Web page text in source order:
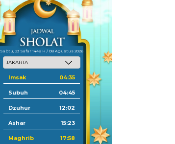
Sabtu, 23 Safar 1448 H / 08 Agustus 2026
Imsak 04:35
Subuh 04:45
Dzuhur 12:02
Ashar 15:23
Maghrib 17:58